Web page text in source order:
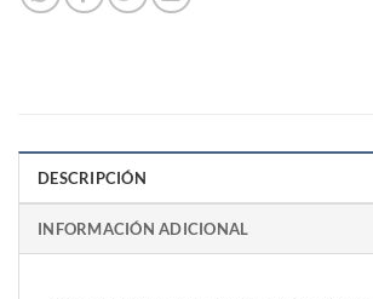
DESCRIPCIÓN
INFORMACIÓN ADICIONAL